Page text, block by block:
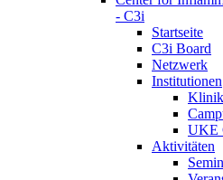
- C3i
Startseite
C3i Board
Netzwerk
Institutionen
UKE
Aktivitäten